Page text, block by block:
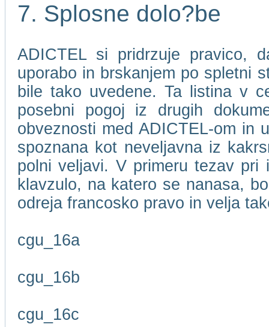
7. Splosne dolo?be
ADICTEL si pridrzuje pravico,
uporabo in brskanjem po spletni
bile tako uvedene. Ta listina v
posebni pogoj iz drugih
obveznosti med ADICTEL-om in
spoznana kot neveljavna iz
polni veljavi. V primeru tezav pri
klavzulo, na katero se nanasa,
odreja francosko pravo in velja
cgu_16a
cgu_16b
cgu_16c